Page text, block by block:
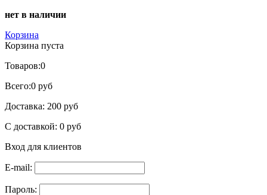
нет в наличии
Корзина
Корзина пуста
Товаров:0
Всего:0 руб
Доставка: 200 руб
С доставкой: 0 руб
Вход для клиентов
E-mail:
Пароль: